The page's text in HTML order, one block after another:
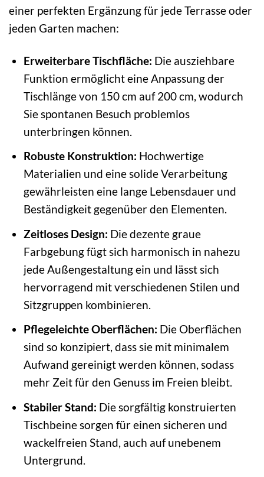
einer perfekten Ergänzung für jede Terrasse oder
jeden Garten machen:
Erweiterbare Tischfläche: Die ausziehbare
Funktion ermöglicht eine Anpassung der
Tischlänge von 150 cm auf 200 cm, wodurch
Sie spontanen Besuch problemlos
unterbringen können.
Robuste Konstruktion: Hochwertige
Materialien und eine solide Verarbeitung
gewährleisten eine lange Lebensdauer und
Beständigkeit gegenüber den Elementen.
Zeitloses Design: Die dezente graue
Farbgebung fügt sich harmonisch in nahezu
jede Außengestaltung ein und lässt sich
hervorragend mit verschiedenen Stilen und
Sitzgruppen kombinieren.
Pflegeleichte Oberflächen: Die Oberflächen
sind so konzipiert, dass sie mit minimalem
Aufwand gereinigt werden können, sodass
mehr Zeit für den Genuss im Freien bleibt.
Stabiler Stand: Die sorgfältig konstruierten
Tischbeine sorgen für einen sicheren und
wackelfreien Stand, auch auf unebenem
Untergrund.